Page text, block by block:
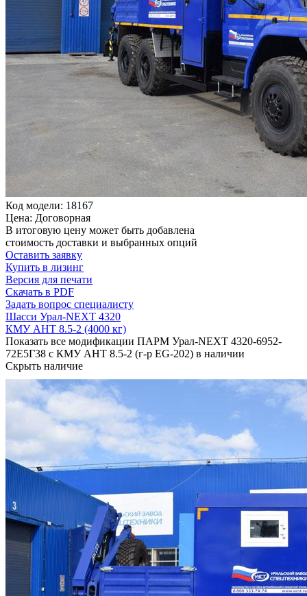
Код модели: 18167
Цена: Договорная
В итоговую цену может быть добавлена
стоимость доставки и выбранных опций
Оставить заявку
Купить в лизинг
Версия для печати
Скачать в PDF
Задать вопрос специалисту
Шасси Урал-NEXT 4320
КМУ АНТ 8.5-2 (4000 кг)
Показать все модификации ПАРМ Урал-NEXT 4320-6952-
72Е5Г38 с КМУ АНТ 8.5-2 (г-р EG-202) в наличии
Скрыть наличие